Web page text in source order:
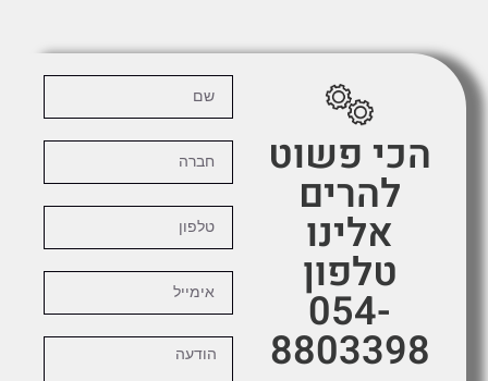
הכי פשוט
להרים
אלינו
טלפון
054-
8803398